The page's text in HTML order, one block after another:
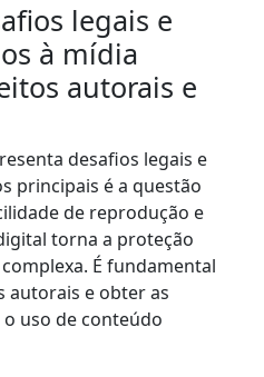
legais e
à mídia
autorais e
desafios legais e
principais é a questão
de reprodução e
torna a proteção
É fundamental
autorais e obter as
uso de conteúdo